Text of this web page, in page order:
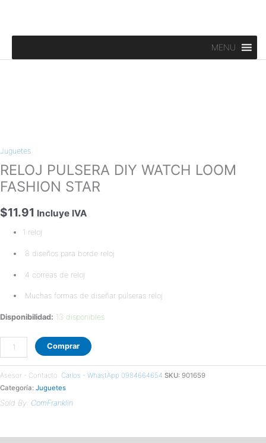
contenido
MENU
Juguetes
RELOJ PULSERA DIY WATCH LOOM
FASHION STAR
$11.91 Incluye IVA
1 reloj
8 diseños para borde reloj
4 correas de reloj
Muchas formas de diseñar pulseras reloj
Disponibilidad: 13 disponibles
DIY
WATCH
LOOM
FASHION
STAR
cantidad
Comprar
Asesor - Contacto: Carlos - WhastApp 0984664654 SKU: 901659
Categoría: Juguetes
Sold By: ComFranklin